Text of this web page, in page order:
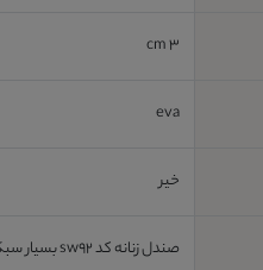
3 cm
eva
خیر
صندل زنانه کد sw92 بسیار سبک و راحت،مناسب برای پیاده روی و استفاده روزمزه ،مناسب برای فصل بهار و تابستان